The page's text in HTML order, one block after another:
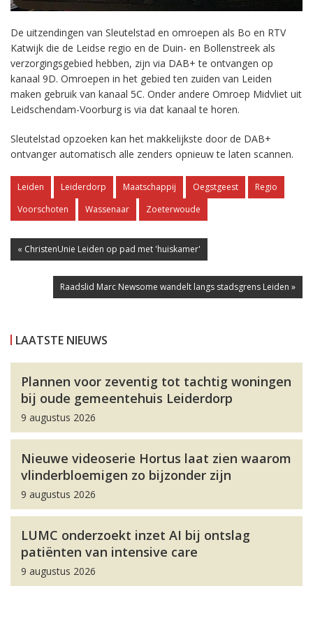
De uitzendingen van Sleutelstad en omroepen als Bo en RTV
Katwijk die de Leidse regio en de Duin- en Bollenstreek als
verzorgingsgebied hebben, zijn via DAB+ te ontvangen op
kanaal 9D. Omroepen in het gebied ten zuiden van Leiden
maken gebruik van kanaal 5C. Onder andere Omroep Midvliet uit
Leidschendam-Voorburg is via dat kanaal te horen.
Sleutelstad opzoeken kan het makkelijkste door de DAB+
ontvanger automatisch alle zenders opnieuw te laten scannen.
Leiden Leiderdorp Maatschappij Oegstgeest
Regio
Voorschoten
Wassenaar Zoeterwoude
« ChristenUnie Leiden op pad met 'huiskamer'
Raadslid Marc Newsome wandelt langs stadsgrens Leiden »
LAATSTE NIEUWS
Plannen voor zeventig tot tachtig woningen
bij oude gemeentehuis Leiderdorp
9 augustus 2026
Nieuwe videoserie Hortus laat zien waarom
vlinderbloemigen zo bijzonder zijn
9 augustus 2026
LUMC onderzoekt inzet AI bij ontslag
patiënten van intensive care
9 augustus 2026